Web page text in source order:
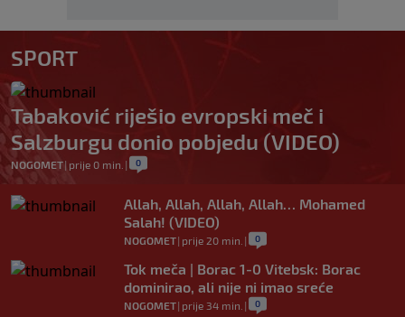
SPORT
Tabaković riješio evropski meč i
Salzburgu donio pobjedu (VIDEO)
NOGOMET| prije 0 min. | 0
Allah, Allah, Allah, Allah… Mohamed
Salah! (VIDEO)
NOGOMET| prije 20 min. | 0
Tok meča | Borac 1-0 Vitebsk: Borac
dominirao, ali nije ni imao sreće
NOGOMET| prije 34 min. | 0